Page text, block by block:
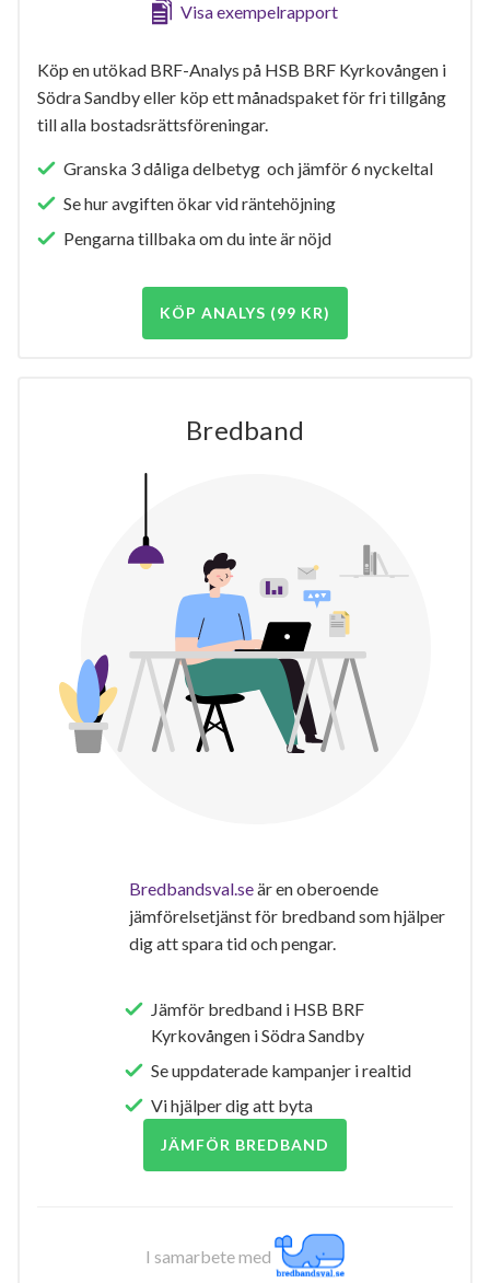
Visa exempelrapport
Köp en utökad BRF-Analys på HSB BRF Kyrkovången i
Södra Sandby eller köp ett månadspaket för fri tillgång
till alla bostadsrättsföreningar.
Granska 3 dåliga delbetyg och jämför 6 nyckeltal
Se hur avgiften ökar vid räntehöjning
Pengarna tillbaka om du inte är nöjd
KÖP ANALYS (99 KR)
Bredband
Bredbandsval.seär en oberoende
jämförelsetjänst för bredband som hjälper
dig att spara tid och pengar.
Jämför bredband i HSB BRF
Kyrkovången i Södra Sandby
Se uppdaterade kampanjer i realtid
Vi hjälper dig att byta
JÄMFÖR BREDBAND
I samarbete med